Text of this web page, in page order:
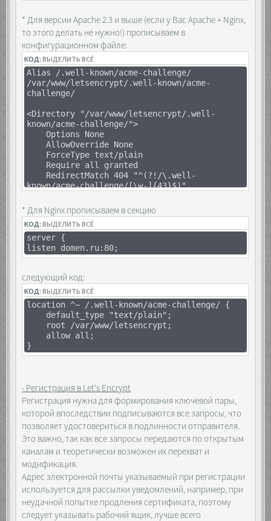
* Для версии Apache 2.3 и выше (если у Вас Apache + Nginx,
то этого делать не нужно!) прописываем в
конфигурационном файле:
КОД:ВЫДЕЛИТЬ ВСЁ
Alias /.well-known/acme-challenge/
/var/www/letsencrypt/.well-known/acme-
challenge/
<Directory "/var/www/letsencrypt/.well-
known/acme-challenge/">
Options None
AllowOverride None
ForceType text/plain
Require all granted
RedirectMatch 404 "^(?!/\.well-
known/acme-challenge/[\w-]{43}$)"
* Для Nginx прописываем в секцию
КОД:ВЫДЕЛИТЬ ВСЁ
server {
listen domen.ru:80;
следующий код:
КОД:ВЫДЕЛИТЬ ВСЁ
location ^~ /.well-known/acme-challenge/ {
default_type "text/plain";
root /var/www/letsencrypt;
allow all;
}
- Регистрация в Let's Encrypt
Регистрация нужна для формирования ключевой пары,
которой впоследствии подписываются все запросы, что
позволяет удостовериться в подлинности отправителя.
Это важно, так как все запросы передаются по открытым
каналам и теоретически возможен их перехват и
модификация.
Адрес электронной почты указываемый при регистрации
используется для рассылки уведомлений, например, при
неудачной попытке продления сертификата, поэтому
следует указывать рабочий ящик, лучше всего